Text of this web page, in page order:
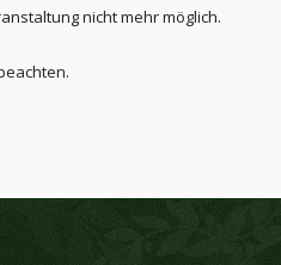
nicht mehr möglich.